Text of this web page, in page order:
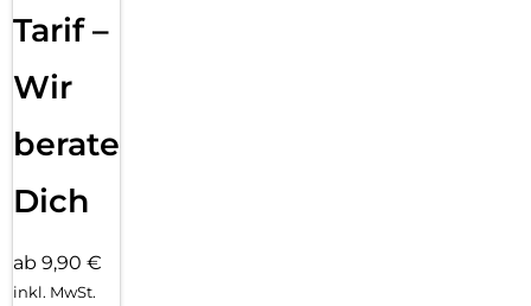
Tarif –
Wir
beraten
Dich
ab 9,90 €
inkl. MwSt.